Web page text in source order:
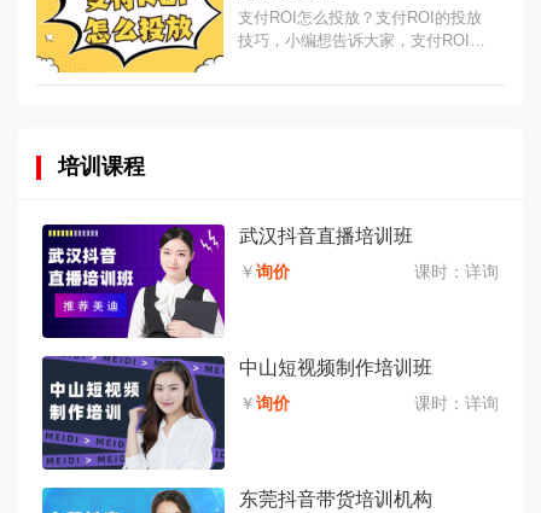
支付ROI怎么投放？支付ROI的投放
技巧，小编想告诉大家，支付ROI好
ROI目标这里填上数值，想要跑量
培训课程
武汉抖音直播培训班
￥询价 课时： 详询
中山短视频制作培训班
￥询价 课时： 详询
东莞抖音带货培训机构